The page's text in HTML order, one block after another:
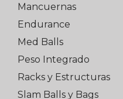
Mancuernas
Endurance
Med Balls
Peso Integrado
Racks y Estructuras
Slam Balls y Bags